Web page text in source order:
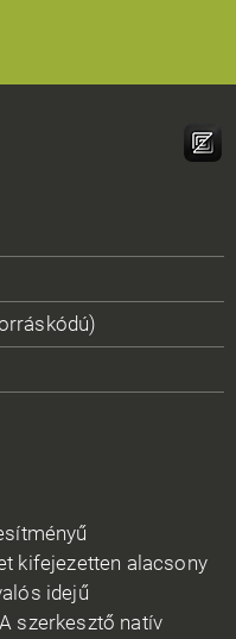
kifejezetten alacsony
idejű
szerkesztő natív